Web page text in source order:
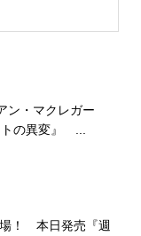
ン・マクレガー
の異変』 ...
！ 本日発売『週